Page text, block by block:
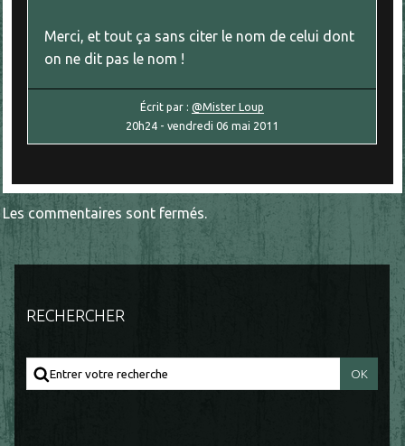
Merci, et tout ça sans citer le nom de celui dont
on ne dit pas le nom !
Écrit par :@Mister Loup
20h24 -vendredi 06 mai 2011
Les commentaires sont fermés.
RECHERCHER